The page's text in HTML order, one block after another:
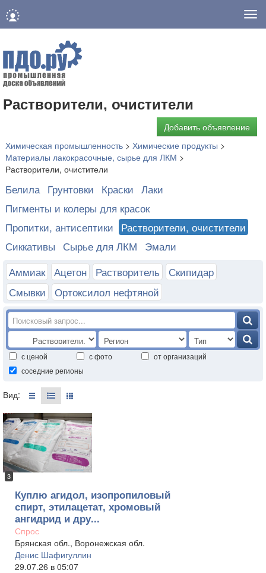
Растворители, очистители
Добавить объявление
Химическая промышленность > Химические продукты >
Материалы лакокрасочные, сырье для ЛКМ >
Растворители, очистители
Белила Грунтовки Краски Лаки
Пигменты и колеры для красок
Пропитки, антисептики Растворители, очистители
Сиккативы Сырье для ЛКМ Эмали
Аммиак Ацетон Растворитель
Скипидар
Смывки
Ортоксилол нефтяной
с ценой с фото
от организаций
соседние регионы
Вид:
3
Куплю агидол, изопропиловый
спирт, этилацетат, хромовый
ангидрид и дру...
Спрос
Брянская обл., Воронежская обл.
Денис Шафигуллин
29.07.26 в 05:07